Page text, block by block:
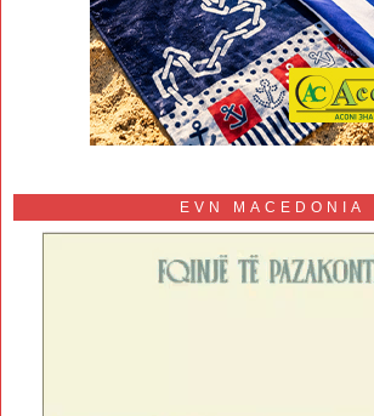
EVN MACEDONIA